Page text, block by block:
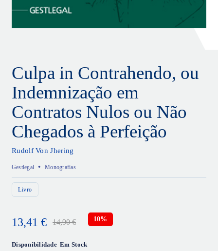
Culpa in Contrahendo, ou
Indemnização em
Contratos Nulos ou Não
Chegados à Perfeição
Rudolf Von Jhering
Gestlegal • Monografias
Livro
14,90€
preço
13,41 €
preço
10%
Disponibilidade Em Stock